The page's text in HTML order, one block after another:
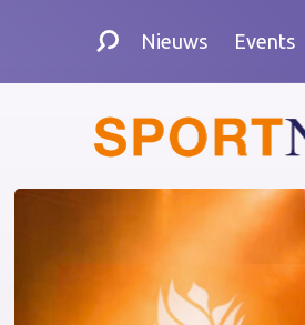
Nieuws Events